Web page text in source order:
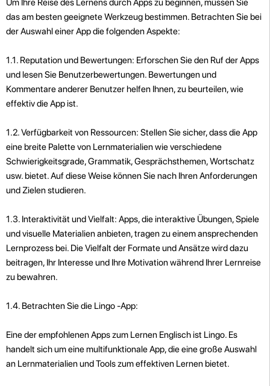
das am besten geeignete Werkzeug bestimmen. Betrachten Sie bei
der Auswahl einer App die folgenden Aspekte:
1.1. Reputation und Bewertungen: Erforschen Sie den Ruf der Apps
und lesen Sie Benutzerbewertungen. Bewertungen und
Kommentare anderer Benutzer helfen Ihnen, zu beurteilen, wie
effektiv die App ist.
1.2. Verfügbarkeit von Ressourcen: Stellen Sie sicher, dass die App
eine breite Palette von Lernmaterialien wie verschiedene
Schwierigkeitsgrade, Grammatik, Gesprächsthemen, Wortschatz
usw. bietet. Auf diese Weise können Sie nach Ihren Anforderungen
und Zielen studieren.
1.3. Interaktivität und Vielfalt: Apps, die interaktive Übungen, Spiele
und visuelle Materialien anbieten, tragen zu einem ansprechenden
Lernprozess bei. Die Vielfalt der Formate und Ansätze wird dazu
beitragen, Ihr Interesse und Ihre Motivation während Ihrer Lernreise
zu bewahren.
1.4. Betrachten Sie die Lingo -App:
Eine der empfohlenen Apps zum Lernen Englisch ist Lingo. Es
handelt sich um eine multifunktionale App, die eine große Auswahl
an Lernmaterialien und Tools zum effektiven Lernen bietet.